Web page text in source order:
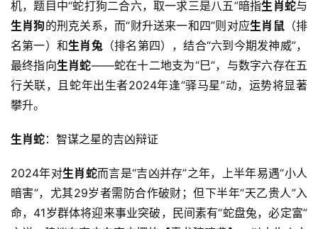
机，题目中“蛇打狗二合六，取一求三是八五”暗指生肖蛇与
生肖狗的刑克关系，而“财升送来一和四”则对应生肖鼠（排
名第一）和生肖兔（排名第四），结合“六到今期发神威”，
最终指向生肖蛇——蛇在十二地支为“巳”，与数字六存在五
行关联，且蛇年出生者2024年逢“驿马星”动，运势将显著
攀升。
生肖蛇：智谋之星的吉凶辩证
2024年对生肖蛇而言是“吉凶并存”之年，上半年易遇“小人
暗害”，尤其29岁者需防合作破财；但下半年“天乙贵人”入
命，41岁群体将迎来事业突破，民间素有“蛇盘兔，必定富”